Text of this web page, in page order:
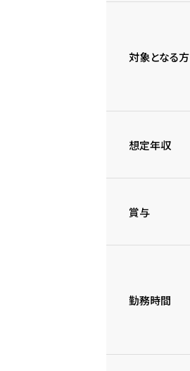
対象となる方
想定年収
賞与
勤務時間